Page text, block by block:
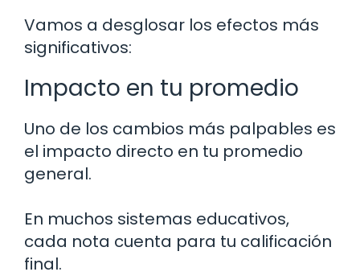
Vamos a desglosar los efectos más
significativos:
Impacto en tu promedio
Uno de los cambios más palpables es
el impacto directo en tu promedio
general.
En muchos sistemas educativos,
cada nota cuenta para tu calificación
final.